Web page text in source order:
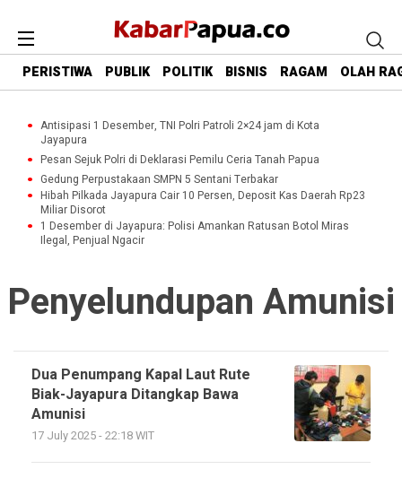
PERISTIWA PUBLIK POLITIK BISNIS RAGAM OLAH
Antisipasi 1 Desember, TNI Polri Patroli 2×24 jam di Kota
Jayapura
Pesan Sejuk Polri di Deklarasi Pemilu Ceria Tanah Papua
Gedung Perpustakaan SMPN 5 Sentani Terbakar
Hibah Pilkada Jayapura Cair 10 Persen, Deposit Kas Daerah Rp23
Miliar Disorot
1 Desember di Jayapura: Polisi Amankan Ratusan Botol Miras
Ilegal, Penjual Ngacir
Penyelundupan Amunisi
Dua Penumpang Kapal Laut Rute
Biak-Jayapura Ditangkap Bawa
Amunisi
17 July 2025 - 22:18 WIT